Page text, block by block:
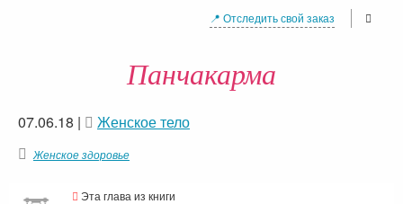
📍 Отследить свой заказ
Панчакарма
07.06.18 | Женское тело
Женское здоровье
Эта глава из книги